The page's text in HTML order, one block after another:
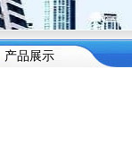
产品展示